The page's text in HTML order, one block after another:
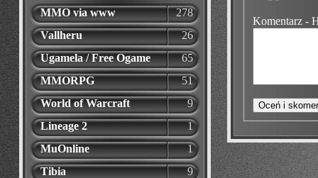
MMO via www
278
Vallheru
26
Ugamela / Free Ogame
65
MMORPG
51
World of Warcraft
9
Lineage 2
1
MuOnline
1
Tibia
9
Komentarz -